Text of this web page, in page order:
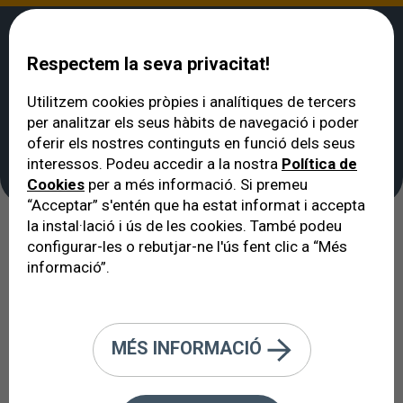
VERTE
Unitat de Glaucoma
El glaucoma és la 2a causa de
ceguesa al món. La meitat dels
El glaucoma es produeix quan es lesionen les
Respectem la seva privacitat!
Utilitzem cookies pròpies i analítiques de tercers
per analitzar els seus hàbits de navegació i poder
oferir els nostres continguts en funció dels seus
interessos. Podeu accedir a la nostra Política de
Cookies per a més informació. Si premeu
“Acceptar” s'entén que ha estat informat i accepta
la instal·lació i ús de les cookies. També podeu
configurar-les o rebutjar-ne l'ús fent clic a “Més
informació”.
MÉS INFORMACIÓ